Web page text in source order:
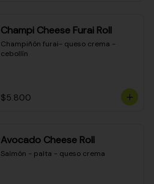
Champi Cheese Furai Roll
Champiñón furai- queso crema -
cebollín
$5.800
Avocado Cheese Roll
Salmón - palta - queso crema